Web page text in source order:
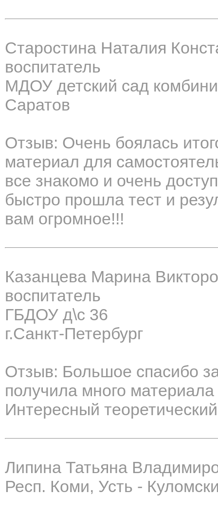
Старостина Наталия
воспитатель
МДОУ детский сад
Саратов
Отзыв: Очень боялась
материал для
все знакомо и очень
быстро прошла тест и
вам огромное!!!
Казанцева Марина
воспитатель
ГБДОУ д\с 36
г.Санкт-Петербург
Отзыв: Большое спасибо
получила много
Интересный
Липина Татьяна
Респ. Коми, Усть -